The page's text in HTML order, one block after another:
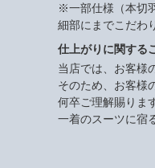
※一部仕様（本切
細部にまでこだわ
仕上がりに関する
当店では、お客様
そのため、お客様
何卒ご理解賜りま
一着のスーツに宿